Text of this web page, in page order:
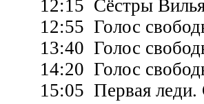
12:15 Сёстры
12:55 Голос
13:40 Голос
14:20 Голос
15:05 Первая леди.